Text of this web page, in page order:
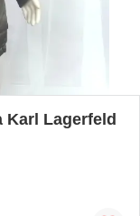
Karl Lagerfeld